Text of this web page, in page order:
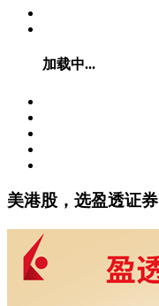
加载中...
美港股，选盈透证券